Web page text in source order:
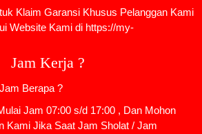
Klaim Garansi Khusus Pelanggan Kami
Website Kami di https://my-
Jam Kerja ?
Berapa ?
Jam 07:00 s/d 17:00 , Dan Mohon
Kami Jika Saat Jam Sholat / Jam